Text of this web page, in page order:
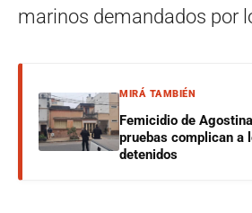
marinos demandados por
MIRÁ TAMBIÉN
Femicidio de
pruebas complican a
detenidos